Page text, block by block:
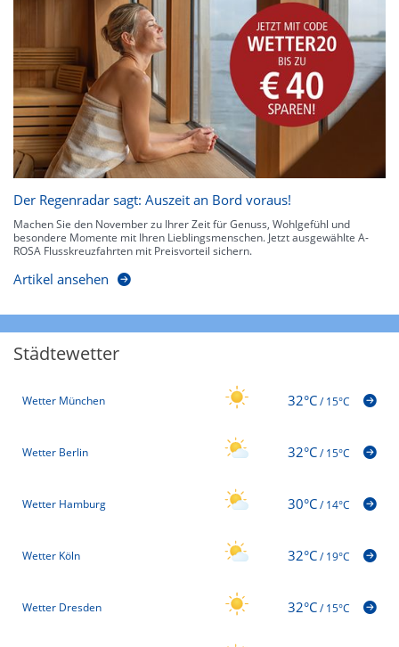
Der Regenradar sagt: Auszeit an Bord voraus!
Machen Sie den November zu Ihrer Zeit für Genuss, Wohlgefühl und
besondere Momente mit Ihren Lieblingsmenschen. Jetzt ausgewählte A-
ROSA Flusskreuzfahrten mit Preisvorteil sichern.
Artikel ansehen
Städtewetter
Wetter München 32°C/15°C
Wetter Berlin 32°C/15°C
Wetter Hamburg 30°C/14°C
Wetter Köln 32°C/19°C
Wetter Dresden 32°C/15°C